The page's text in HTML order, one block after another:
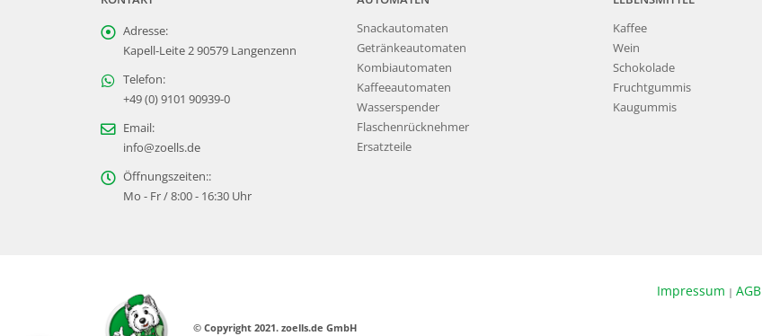
Adresse:
Kapell-Leite 2 90579 Langenzenn
Telefon:
+49 (0) 9101 90939-0
Email:
info@zoells.de
Öffnungszeiten::
Mo - Fr / 8:00 - 16:30 Uhr
Snackautomaten
Getränkeautomaten
Kombiautomaten
Kaffeeautomaten
Wasserspender
Flaschenrücknehmer
Ersatzteile
Kaffee
Wein
Schokolade
Fruchtgummis
Kaugummis
© Copyright 2021. zoells.de GmbH
Impressum | AGB